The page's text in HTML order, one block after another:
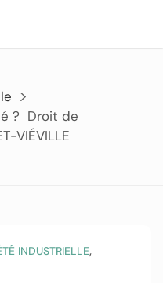
? Droit de
VIÉVILLE
INDUSTRIELLE,